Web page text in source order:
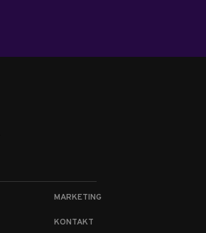
MARKETING
KONTAKT